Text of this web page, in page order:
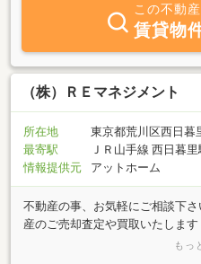
土日営業し、お忙しいお客様の
ます。スタッフ一同心よりご来
この不動
賃貸物
（株）ＲＥマネジメント
所在地
東京都荒川区西日暮
最寄駅
ＪＲ山手線 西日暮
情報提供元
アットホーム
不動産の事、お気軽にご相談下
産のご売却査定や買取いたしま
権底地権も買取・売却いたしまもっ